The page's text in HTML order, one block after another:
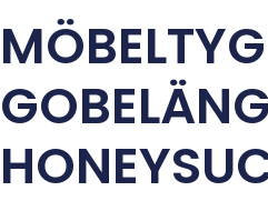
MÖBELTYG
GOBELÄNG